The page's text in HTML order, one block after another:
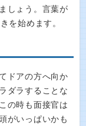
しょう。言葉が
を始めます。
ドアの方へ向か
ダラすることな
の時も面接官は
がいっぱいかも